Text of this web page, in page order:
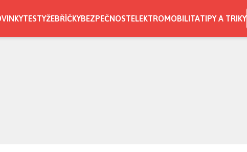
TESTYŽEBŘÍČKYBEZPEČNOSTELEKTROMOBILITATIPY A TRIKY